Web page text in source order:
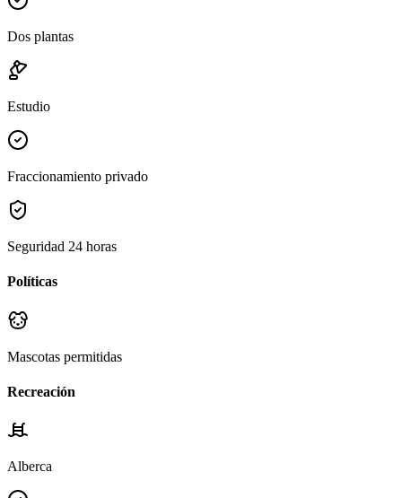
Dos plantas
Estudio
Fraccionamiento privado
Seguridad 24 horas
Políticas
Mascotas permitidas
Recreación
Alberca